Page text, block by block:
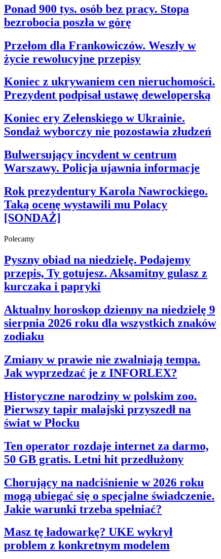
Aktualności
Aplikacje mobilne
Gry
Internet
Nauka
Programy
Sprzęt
Muzyka
Aktualności
Koncerty
Recenzje
Zapowiedzi
Aktualności
Książki
Sztuka
Magia
Horoskopy
Numerologia
Kody rabatowe
gazetaprawna.pl
Forsal.pl
INFOR.pl
Ponad 900 tys. osób bez pracy. Stopa
bezrobocia poszła w górę
Przełom dla Frankowiczów. Weszły w
życie rewolucyjne przepisy
Koniec z ukrywaniem cen nieruchomości.
Prezydent podpisał ustawę deweloperską
Koniec ery Zełenskiego w Ukrainie.
Sondaż wyborczy nie pozostawia złudzeń
Bulwersujący incydent w centrum
Warszawy. Policja ujawnia informacje
Rok prezydentury Karola Nawrockiego.
Taką ocenę wystawili mu Polacy
[SONDAŻ]
Polecamy
Pyszny obiad na niedzielę. Podajemy
przepis, Ty gotujesz. Aksamitny gulasz z
kurczaka i papryki
Aktualny horoskop dzienny na niedzielę 9
sierpnia 2026 roku dla wszystkich znaków
zodiaku
Zmiany w prawie nie zwalniają tempa.
Jak wyprzedzać je z INFORLEX?
Historyczne narodziny w polskim zoo.
Pierwszy tapir malajski przyszedł na
świat w Płocku
Ten operator rozdaje internet za darmo,
50 GB gratis. Letni hit przedłużony
Chorujący na nadciśnienie w 2026 roku
mogą ubiegać się o specjalne świadczenie.
Jakie warunki trzeba spełniać?
Masz tę ładowarkę? UKE wykrył
problem z konkretnym modelem